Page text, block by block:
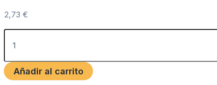
2,73 €
Añadir al carrito